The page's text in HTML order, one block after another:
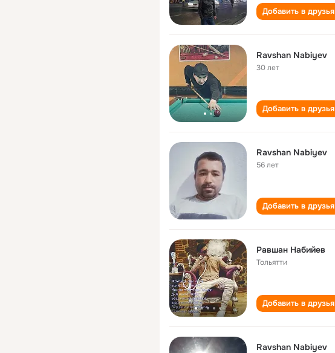
Добавить в друзья
Ravshan Nabiyev
30 лет
Добавить в друзья
Ravshan Nabiyev
56 лет
Добавить в друзья
Равшан Набийев
Тольятти
Добавить в друзья
Ravshan Nabiyev